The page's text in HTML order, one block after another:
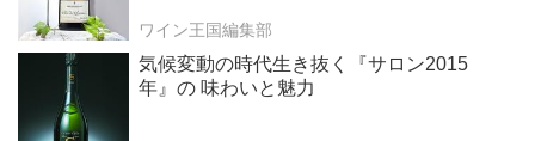
ワイン王国編集部
気候変動の時代生き抜く『サロン2015
年』の 味わいと魅力